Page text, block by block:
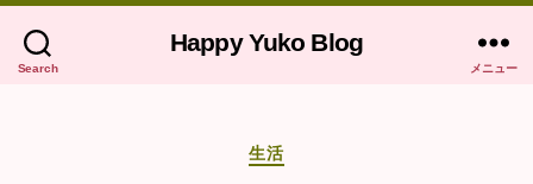
Search
Happy Yuko Blog
メニュー
カ
テ
生活